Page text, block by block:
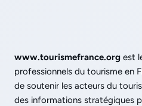
www.tourismefrance.org est
professionnels du tourisme en
de soutenir les acteurs du
des informations stratégiques